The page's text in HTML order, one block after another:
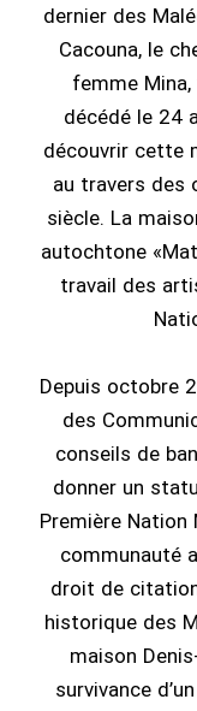
dernier des
Cacouna, le
femme
décédé le 24
découvrir cette
au travers des
siècle. La
autochtone
travail des
Depuis octobre
des
conseils de
donner un
Première
communauté
droit de
historique des
maison
survivance